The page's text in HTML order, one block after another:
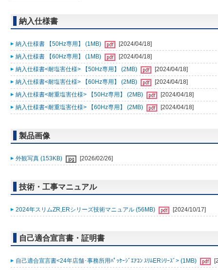
納入仕様書
納入仕様書 【50Hz専用】 (1MB)
[2024/04/18]
納入仕様書 【60Hz専用】 (1MB)
[2024/04/18]
納入仕様書<耐塩害仕様> 【50Hz専用】 (2MB)
[2024/04/18]
納入仕様書<耐塩害仕様> 【60Hz専用】 (2MB)
[2024/04/18]
納入仕様書<耐重塩害仕様> 【50Hz専用】 (2MB)
[2024/04/18]
納入仕様書<耐重塩害仕様> 【60Hz専用】 (2MB)
[2024/04/18]
製品画像
外観写真 (153KB) [2026/02/26]
技術・工事マニュアル
2024年スリムZR,ERシリーズ技術マニュアル (56MB) [2024/10/17]
自己適合宣言書・証明書
自己適合宣言書<24年店舗･事務所用ﾊﾟｯｹｰｼﾞｴｱｺﾝ ｽﾘﾑERｼﾘｰｽﾞ> (1MB)